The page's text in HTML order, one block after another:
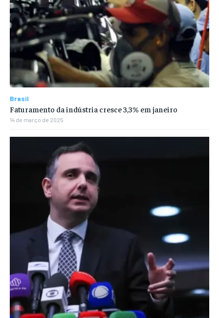
Brasil
Faturamento da indústria cresce 3,3% em janeiro
14 de março de 2025